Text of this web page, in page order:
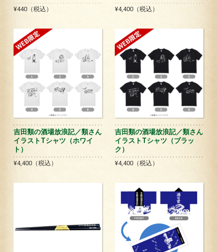
¥440（税込） ¥4,400（税込）
吉田類の酒場放浪記／類さん
イラストTシャツ（ホワイ
ト）
¥4,400（税込）
吉田類の酒場放浪記／類さん
イラストTシャツ（ブラッ
ク）
¥4,400（税込）